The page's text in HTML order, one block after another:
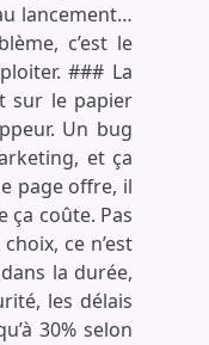
lancement…
c’est le
### La
sur le papier
Un bug
et ça
page offre, il
ça coûte. Pas
ce n’est
la durée,
les délais
30% selon